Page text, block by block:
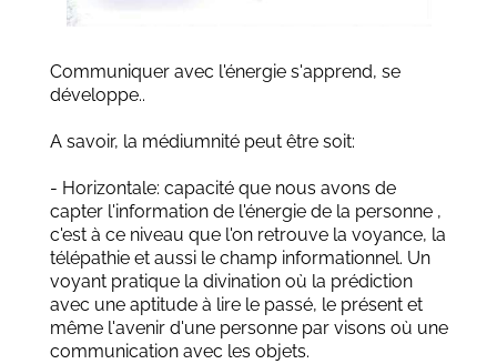
Communiquer avec l'énergie s'apprend, se
développe..
A savoir, la médiumnité peut être soit:
- Horizontale: capacité que nous avons de
capter l'information de l'énergie de la personne ,
c'est à ce niveau que l'on retrouve la voyance, la
télépathie et aussi le champ informationnel. Un
voyant pratique la divination où la prédiction
avec une aptitude à lire le passé, le présent et
même l'avenir d'une personne par visons où une
communication avec les objets.